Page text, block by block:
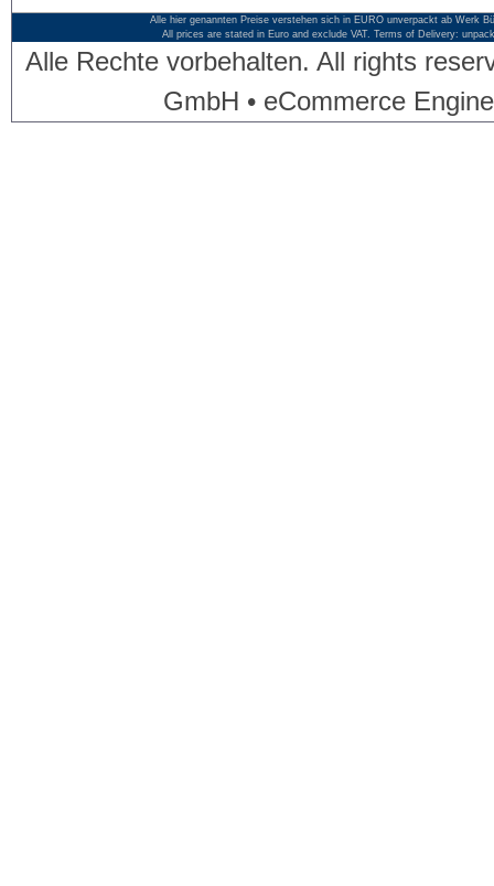
Alle hier genannten Preise verstehen sich in EURO unverpackt ab Werk
All prices are stated in Euro and exclude VAT. Terms of Delivery:
Alle Rechte vorbehalten. All rights
GmbH • eCommerce